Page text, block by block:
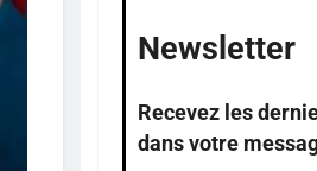
Newsletter
Recevez les
dans votre